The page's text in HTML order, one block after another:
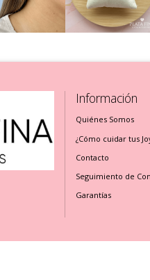
Información
Quiénes Somos
¿Cómo cuidar tus
Contacto
Seguimiento de
Garantías